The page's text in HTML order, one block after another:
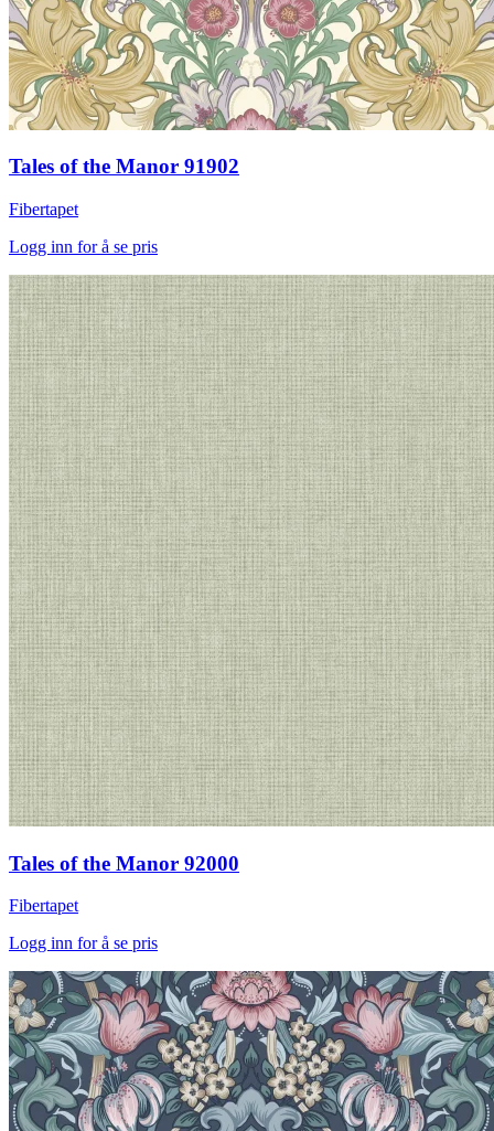
Tales of the Manor 91902
Fibertapet
Logg inn for å se pris
Tales of the Manor 92000
Fibertapet
Logg inn for å se pris